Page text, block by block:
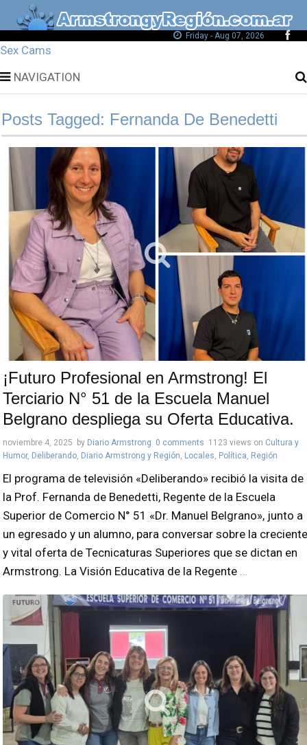
Friday - Aug 07, 2026
Sex Cams
NAVIGATION
Posts Tagged: Fernanda De Benedetti
¡Futuro Profesional en Armstrong! El
Terciario N° 51 de la Escuela Manuel
Belgrano despliega su Oferta Educativa.
noviembre 4, 2025 by Diario Armstrong 0 comments 1123 views on Cultura y
Humor, Deliberando, Diario Armstrong y Región, Locales, Política, Región
El programa de televisión «Deliberando» recibió la visita de
la Prof. Fernanda de Benedetti, Regente de la Escuela
Superior de Comercio N° 51 «Dr. Manuel Belgrano», junto a
un egresado y un alumno, para conversar sobre la creciente
y vital oferta de Tecnicaturas Superiores que se dictan en
Armstrong. La Visión Educativa de la Regente …